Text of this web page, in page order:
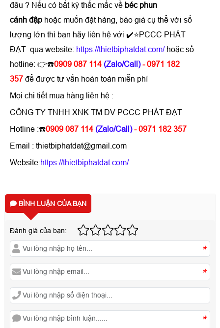
đâu ? Nếu có bất kỳ thắc mắc về béc phun
cánh đập hoặc muốn đặt hàng, báo giá cụ thể với số
lượng lớn thì bạn hãy liên hệ với ✔️⭐PCCC PHÁT
ĐẠT qua website: https://thietbiphatdat.com/hoặc số
hotline: 👉☎️0909 087 114 (Zalo/Call) - 0971 182
357 để được tư vấn hoàn toàn miễn phí
Mọi chi tiết mua hàng liên hệ :
CÔNG TY TNHH XNK TM DV PCCC PHÁT ĐẠT
Hotline :☎️0909 087 114 (Zalo/Call) - 0971 182 357
Email : thietbiphatdat@gmail.com
Website:https://thietbiphatdat.com/
BÌNH LUẬN CỦA BẠN
Đánh giá của bạn:
*
*
*